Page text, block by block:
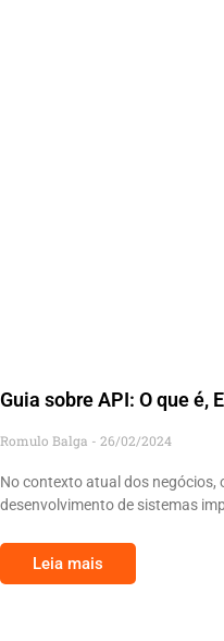
Guia sobre API: O que é,
Romulo Balga 26/02/2024
No contexto atual dos negócios,
desenvolvimento de sistemas
Leia mais